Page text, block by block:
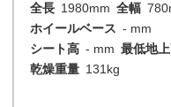
全長 1980mm 全幅
ホイールベース - mm
シート高 - mm 最低地
乾燥重量 131kg